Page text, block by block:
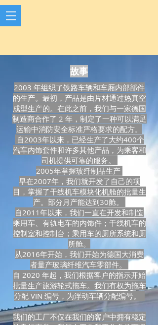
故事
2003 年组织了铁路车辆和车厢内部部件
的生产。最初，产品是由片材通过热真空
成型生产的。在此之前，我们与一家德国
制造商合作了 2 年，制定了一种可以满足
运输中消防安全标准严格要求的配方。
自2003年以来，已经生产了大约400个
汽车内饰套件和许多其他产品，为乘客和
司机提供可靠的服务。
2005年掌握玻纤制品生产
早在2007年，我们就开发了自己的项
目，掌握了干线机车模块化机舱的批量生
产。部分月产能达到30舱。
自2011年以来，我们一直在开发和制造
乘用车、有轨电车的内饰件；干线机车的
控制室和控制台；乘用车的厕所系统和厕
所舱。
从2016年开始，我们开始为德国大消费
者量产玻璃纤维汽车零部件。
自 2020 年起，我们根据客户的指示开始
批量生产旅游轮式拖车。我们有权为拖车
分配 VIN 编号，为浮动车辆分配编号。
我们的工厂不仅在我们的客户中拥有稳定